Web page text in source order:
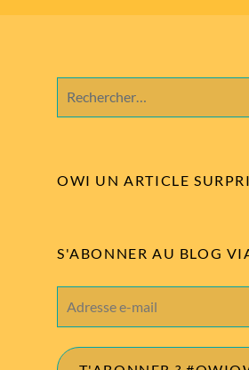
OWI UN ARTICLE
S'ABONNER AU BLOG